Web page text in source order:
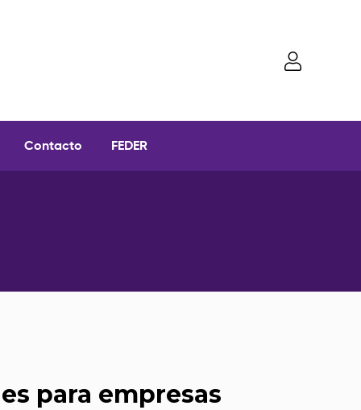
Contacto FEDER
para empresas